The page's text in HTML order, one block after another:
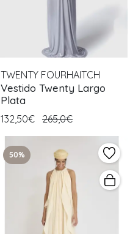
TWENTY FOURHAITCH
Vestido Twenty Largo
Plata
132,50€ 265,0€
50%